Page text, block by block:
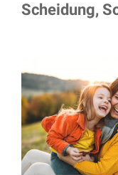
Scheidung,